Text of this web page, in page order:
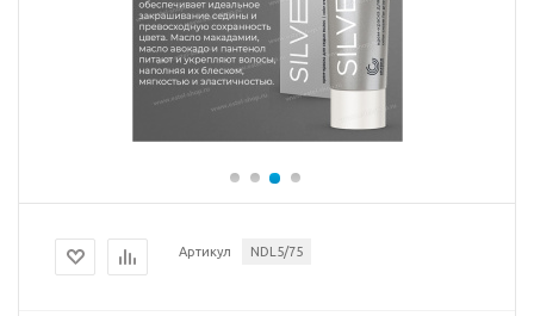
Артикул NDL5/75